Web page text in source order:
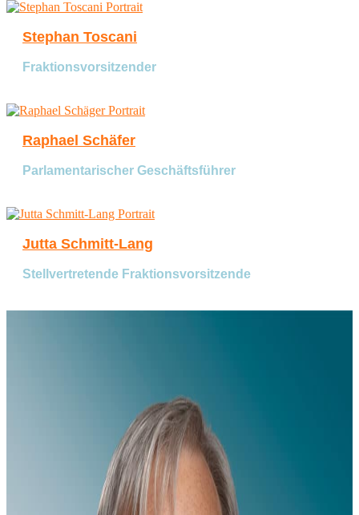
Stephan Toscani
Fraktionsvorsitzender
Raphael Schäfer
Parlamentarischer Geschäftsführer
Jutta Schmitt-Lang
Stellvertretende Fraktionsvorsitzende